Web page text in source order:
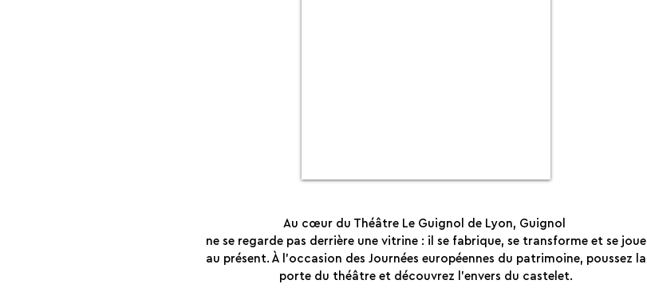
Au cœur du Théâtre Le Guignol de Lyon, Guignol
ne se regarde pas derrière une vitrine : il se fabrique, se transforme et se joue
au présent. À l’occasion des Journées européennes du patrimoine, poussez la
porte du théâtre et découvrez l’envers du castelet.